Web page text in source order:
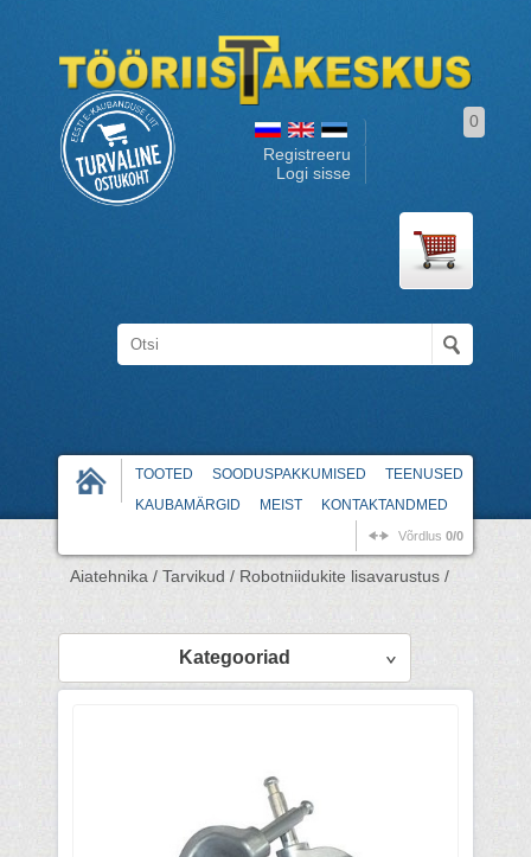
Registreeru
Logi sisse
0
TOOTED SOODUSPAKKUMISED
TEENUSED
KAUBAMÄRGID
MEIST KONTAKTANDMED
Võrdlus 0/0
Aiatehnika / Tarvikud / Robotniidukite lisavarustus /
Kategooriad